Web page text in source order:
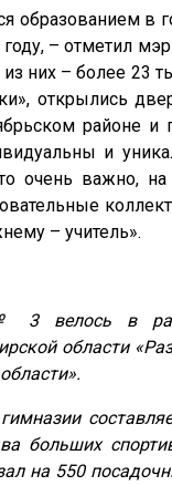
образованием
– отметил
них – более 23
открылись
районе
и
очень важно,
– учитель».
3 велось в
области
больших
на 550